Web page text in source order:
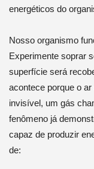
energéticos do
Nosso organismo
Experimente soprar
superfície será
acontece porque o
invisível, um gás
fenômeno já
capaz de produzir
de: